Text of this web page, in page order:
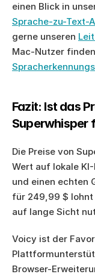
einen Blick in
Sprache-zu-Text-
gerne unseren
Mac-Nutzer
Fazit: Ist das
Superwhisper
Die Preise von
Wert auf lokale
und einen echten
für 249,99 $ lohnt
auf lange Sicht
Voicy ist der
Browser-